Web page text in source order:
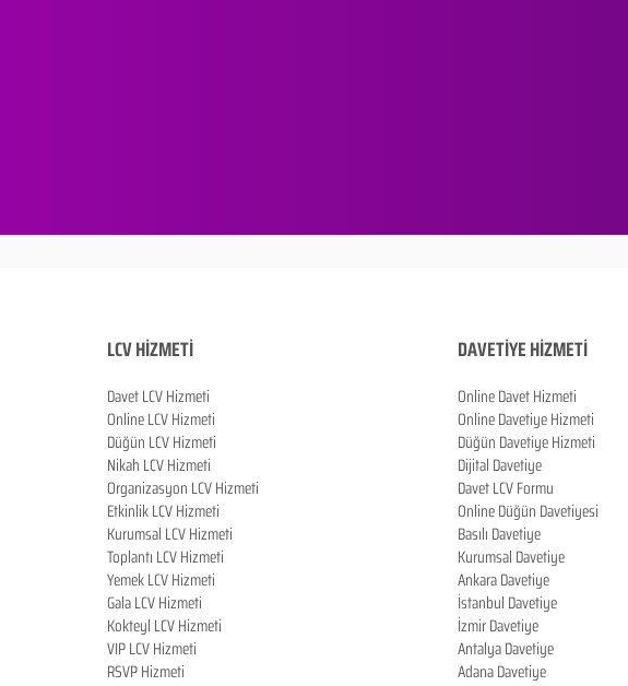
LCV HİZMETİ
Davet LCV Hizmeti
Online LCV Hizmeti
Düğün LCV Hizmeti
Nikah LCV Hizmeti
Organizasyon LCV Hizmeti
Etkinlik LCV Hizmeti
Kurumsal LCV Hizmeti
Toplantı LCV Hizmeti
Yemek LCV Hizmeti
Gala LCV Hizmeti
Kokteyl LCV Hizmeti
VIP LCV Hizmeti
RSVP Hizmeti
DAVETİYE HİZMETİ
Online Davet Hizmeti
Online Davetiye Hizmeti
Düğün Davetiye Hizmeti
Dijital Davetiye
Davet LCV Formu
Online Düğün Davetiyesi
Basılı Davetiye
Kurumsal Davetiye
Ankara Davetiye
İstanbul Davetiye
İzmir Davetiye
Antalya Davetiye
Adana Davetiye